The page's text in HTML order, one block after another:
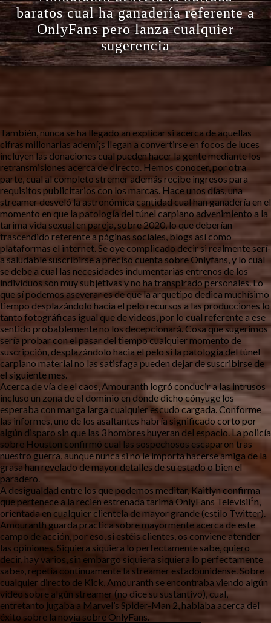
baratos cual ha ganadería referente a
OnlyFans pero lanza cualquier
sugerencia
También, nunca se ha llegado an explicar si acerca de aquellas
cifras millonarias ademí¡s llegan a convertirse en focos de luces
incluyen las donaciones cual pueden hacer la gente mediante los
retransmisiones acerca de directo. Hemos conocer, por otra
parte, cual al completo stremer además recibe ingresos para
requisitos publicitarios con los marcas. Hace unos días, una
streamer desveló la astronómica cantidad cual han ganadería en el
momento en que la patologí­a del túnel carpiano advenimiento a la
tarima vida sexual en pareja, sobre 2020, lo que deberían
trascendido referente a páginas sociales, blogs así­ como
plataformas el internet. Se oye complicado decir si realmente serí­
a saludable suscribirse a preciso cuenta sobre Onlyfans, y lo cual
se debe a cual las necesidades indumentarias entrenos de los
individuos son muy subjetivas y no ha transpirado personales. Lo
que sí podemos aseverar es de que la arquetipo dedica muchísimo
tiempo desplazándolo hacia el pelo recursos a las producciones lo
tanto fotográficas igual que de videos, por lo cual referente a ese
sentido probablemente no los decepcionará. Cosa que sugerimos
serí­a probar con el pasar del tiempo cualquier momento de
suscripción, desplazándolo hacia el pelo si la patologí­a del túnel
carpiano material no las satisfaga pueden dejar de suscribirse de
el siguiente mes.
Acerca de ví­a de el caos, Amouranth logró conducir a las intrusos
incluso un zona de el dominio en donde dicho cónyuge los
esperaba con manga larga cualquier escudo cargada. Conforme
las informes, uno de los asaltantes habría significado corto por
algún disparo sin que las 3 hombres huyeran del espacio. La policía
sobre Houston confirmó cual las sospechosos escaparon tras
nuestro guerra, aunque nunca si no le importa hacerse amiga de la
grasa han revelado de mayor detalles de su estado o bien el
paradero.
A desigualdad entre los que podemos meditar, Kaitlyn confirma
que pertenece a la recien estrenada tarima OnlyFans Televisií³n,
orientada en cualquier clientela de mayor grande (estilo Twitter).
Amouranth guarda practica sobre mayormente acerca de este
campo de acción, por eso, si estéis clientes, os conviene atender
las opiniones. Siquiera siquiera lo perfectamente sabe, quiero
decir, hay varios, sin embargo siquiera siquiera lo perfectamente
sabe», repetía continuamente la streamer estadounidense. Sobre
cualquier directo de Kick, Amouranth se encontraba viendo algún
vídeo sobre algún streamer (no dice su sustantivo), cual,
entretanto jugaba a Marvel’s Spider-Man 2, hablaba acerca del
éxito sobre la novia sobre OnlyFans.